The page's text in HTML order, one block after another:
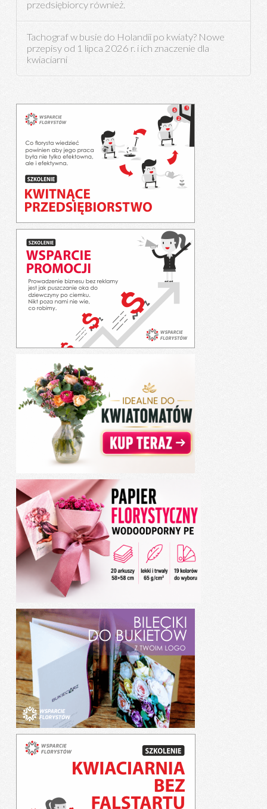
przedsiębiorcy również.
Tachograf w busie do Holandii po kwiaty? Nowe
przepisy od 1 lipca 2026 r. i ich znaczenie dla
kwiaciarni